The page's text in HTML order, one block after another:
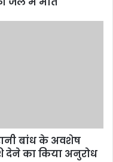
बांध के अवशेष
देने का किया अनुरोध